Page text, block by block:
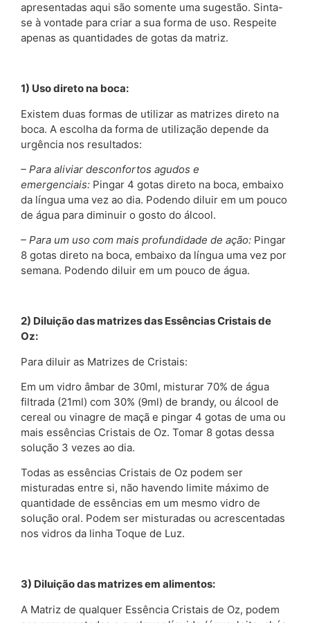
apresentadas aqui são somente uma sugestão. Sinta-
se à vontade para criar a sua forma de uso. Respeite
apenas as quantidades de gotas da matriz.
1) Uso direto na boca:
Existem duas formas de utilizar as matrizes direto na
boca. A escolha da forma de utilização depende da
urgência nos resultados:
– Para aliviar desconfortos agudos e
emergenciais: Pingar 4 gotas direto na boca, embaixo
da língua uma vez ao dia. Podendo diluir em um pouco
de água para diminuir o gosto do álcool.
– Para um uso com mais profundidade de ação: Pingar
8 gotas direto na boca, embaixo da língua uma vez por
semana. Podendo diluir em um pouco de água.
2) Diluição das matrizes das Essências Cristais de
Oz:
Para diluir as Matrizes de Cristais:
Em um vidro âmbar de 30ml, misturar 70% de água
filtrada (21ml) com 30% (9ml) de brandy, ou álcool de
cereal ou vinagre de maçã e pingar 4 gotas de uma ou
mais essências Cristais de Oz. Tomar 8 gotas dessa
solução 3 vezes ao dia.
Todas as essências Cristais de Oz podem ser
misturadas entre si, não havendo limite máximo de
quantidade de essências em um mesmo vidro de
solução oral. Podem ser misturadas ou acrescentadas
nos vidros da linha Toque de Luz.
3) Diluição das matrizes em alimentos:
A Matriz de qualquer Essência Cristais de Oz, podem